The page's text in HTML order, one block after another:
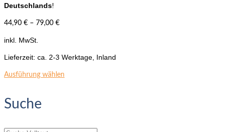
Deutschlands!
44,90 € – 79,00 €
inkl. MwSt.
Lieferzeit: ca. 2-3 Werktage, Inland
Ausführung wählen
Suche